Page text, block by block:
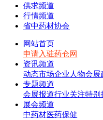
供求频道
行情频道
省中药材协会
网站首页
申请入驻药仓网
资讯频道
动态市场企业 人物会展
专题频道
会展报道行业关注特别
展会频道
中药材医药保健